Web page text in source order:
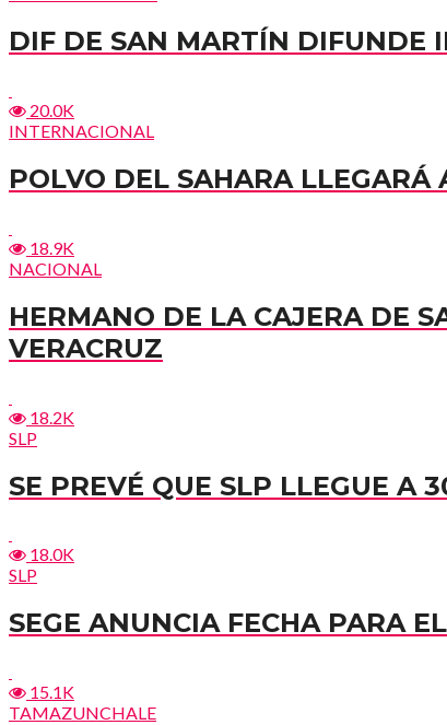
DIF DE SAN MARTÍN DIFUNDE
20.0K
INTERNACIONAL
POLVO DEL SAHARA
18.9K
NACIONAL
HERMANO DE LA CAJERA DE
VERACRUZ
18.2K
SLP
SE PREVÉ QUE SLP LLEGUE A
18.0K
SLP
SEGE ANUNCIA FECHA PARA
15.1K
TAMAZUNCHALE